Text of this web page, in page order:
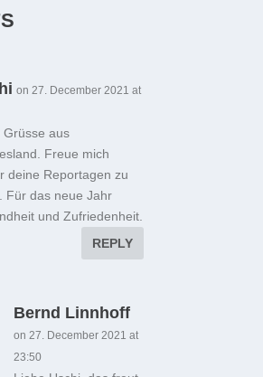
on 27. December 2021 at
Grüsse aus
Freue mich
deine Reportagen zu
Für das neue Jahr
und Zufriedenheit.
REPLY
Bernd Linnhoff
on 27. December 2021 at
23:50